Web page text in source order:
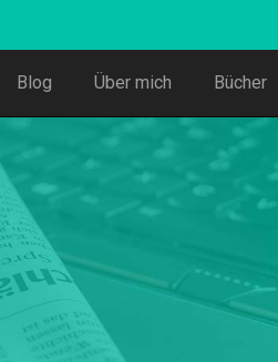
Blog Über mich Bücher